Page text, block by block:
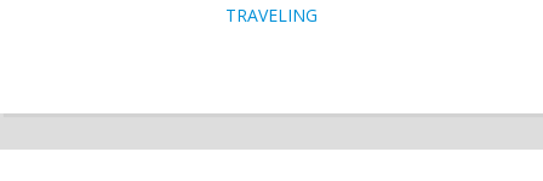
TRAVELING